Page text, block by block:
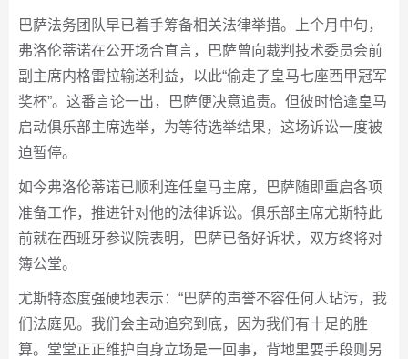
巴萨法务团队早已着手筹备相关法律举措。上个月中旬，
弗洛伦蒂诺在公开场合直言，巴萨曾向裁判技术委员会前
副主席内格雷拉输送利益，以此“偷走了皇马七座西甲冠军
奖杯”。这番言论一出，巴萨便决意追责。但彼时恰逢皇马
启动俱乐部主席选举，为等待选举结果，这场诉讼一度被
迫暂停。
如今弗洛伦蒂诺已顺利连任皇马主席，巴萨随即重启各项
准备工作，推进针对他的法律诉讼。俱乐部主席尤斯特此
前就在西班牙参议院表明，巴萨已备好诉状，双方终将对
簿公堂。
尤斯特态度强硬地表示：“巴萨的声誉不容任何人玷污，我
们法庭见。我们会主动追究到底，因为我们有十足的胜
算。堂堂正正维护自身立场是一回事，背地里耍手段则另